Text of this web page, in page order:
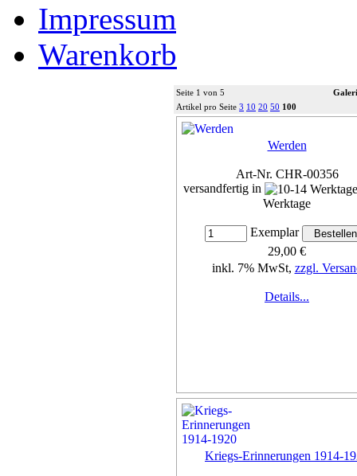
Impressum
Warenkorb
Seite 1 von 5
Artikel pro Seite 3 10 20 50 100
Werden
Art-Nr. CHR-00356
versandfertig in
Werktage
Exemplar
29,00 €
inkl. 7% MwSt, zzgl.
Details...
Kriegs-Erinnerungen 1914-